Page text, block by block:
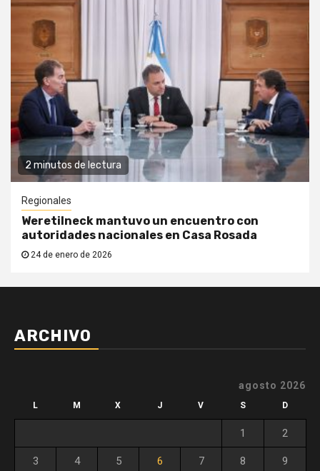
2 minutos de lectura
Regionales
Weretilneck mantuvo un encuentro con
autoridades nacionales en Casa Rosada
24 de enero de 2026
ARCHIVO
agosto 2026
L M X J V S D
1 2
3 4 5 6 7 8 9